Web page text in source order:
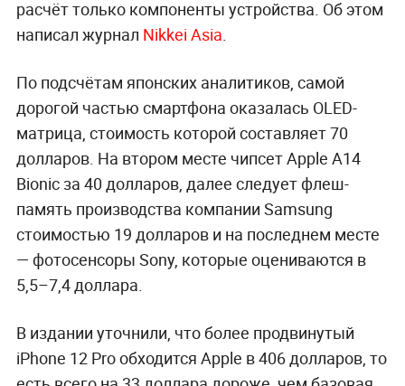
25 ноября 2020, 08:23 6736
себестоимость iPhone 12